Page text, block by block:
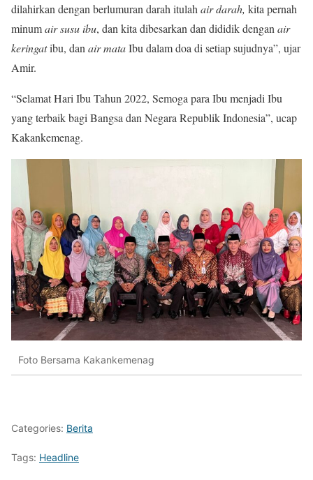
dilahirkan dengan berlumuran darah itulahair darah, kita pernah
minumair susu ibu, dan kita dibesarkan dan dididik denganair
keringatibu, danair mataIbu dalam doa di setiap sujudnya”, ujar
Amir.
“Selamat Hari Ibu Tahun 2022, Semoga para Ibu menjadi Ibu
yang terbaik bagi Bangsa dan Negara Republik Indonesia”, ucap
Kakankemenag.
Foto Bersama Kakankemenag
Categories: Berita
Tags: Headline